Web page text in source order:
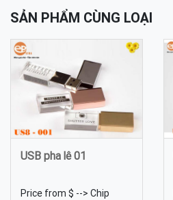
SẢN PHẨM CÙNG LOẠI
USB pha lê 01
Price from $ --> Chip